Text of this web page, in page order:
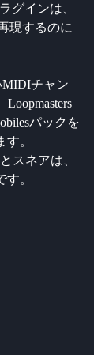
グインは、
現するのに
MIDIチャン
パックを
す。
スネアは、
。